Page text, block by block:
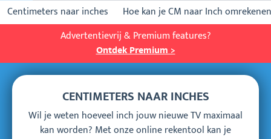
Centimeters naar inches
Hoe kan je CM naar Inch
Advertentievrij & Premium features?
Ontdek Premium >
CENTIMETERS NAAR INCHES
Wil je weten hoeveel inch jouw nieuwe TV maximaal
kan worden? Met onze online rekentool kan je